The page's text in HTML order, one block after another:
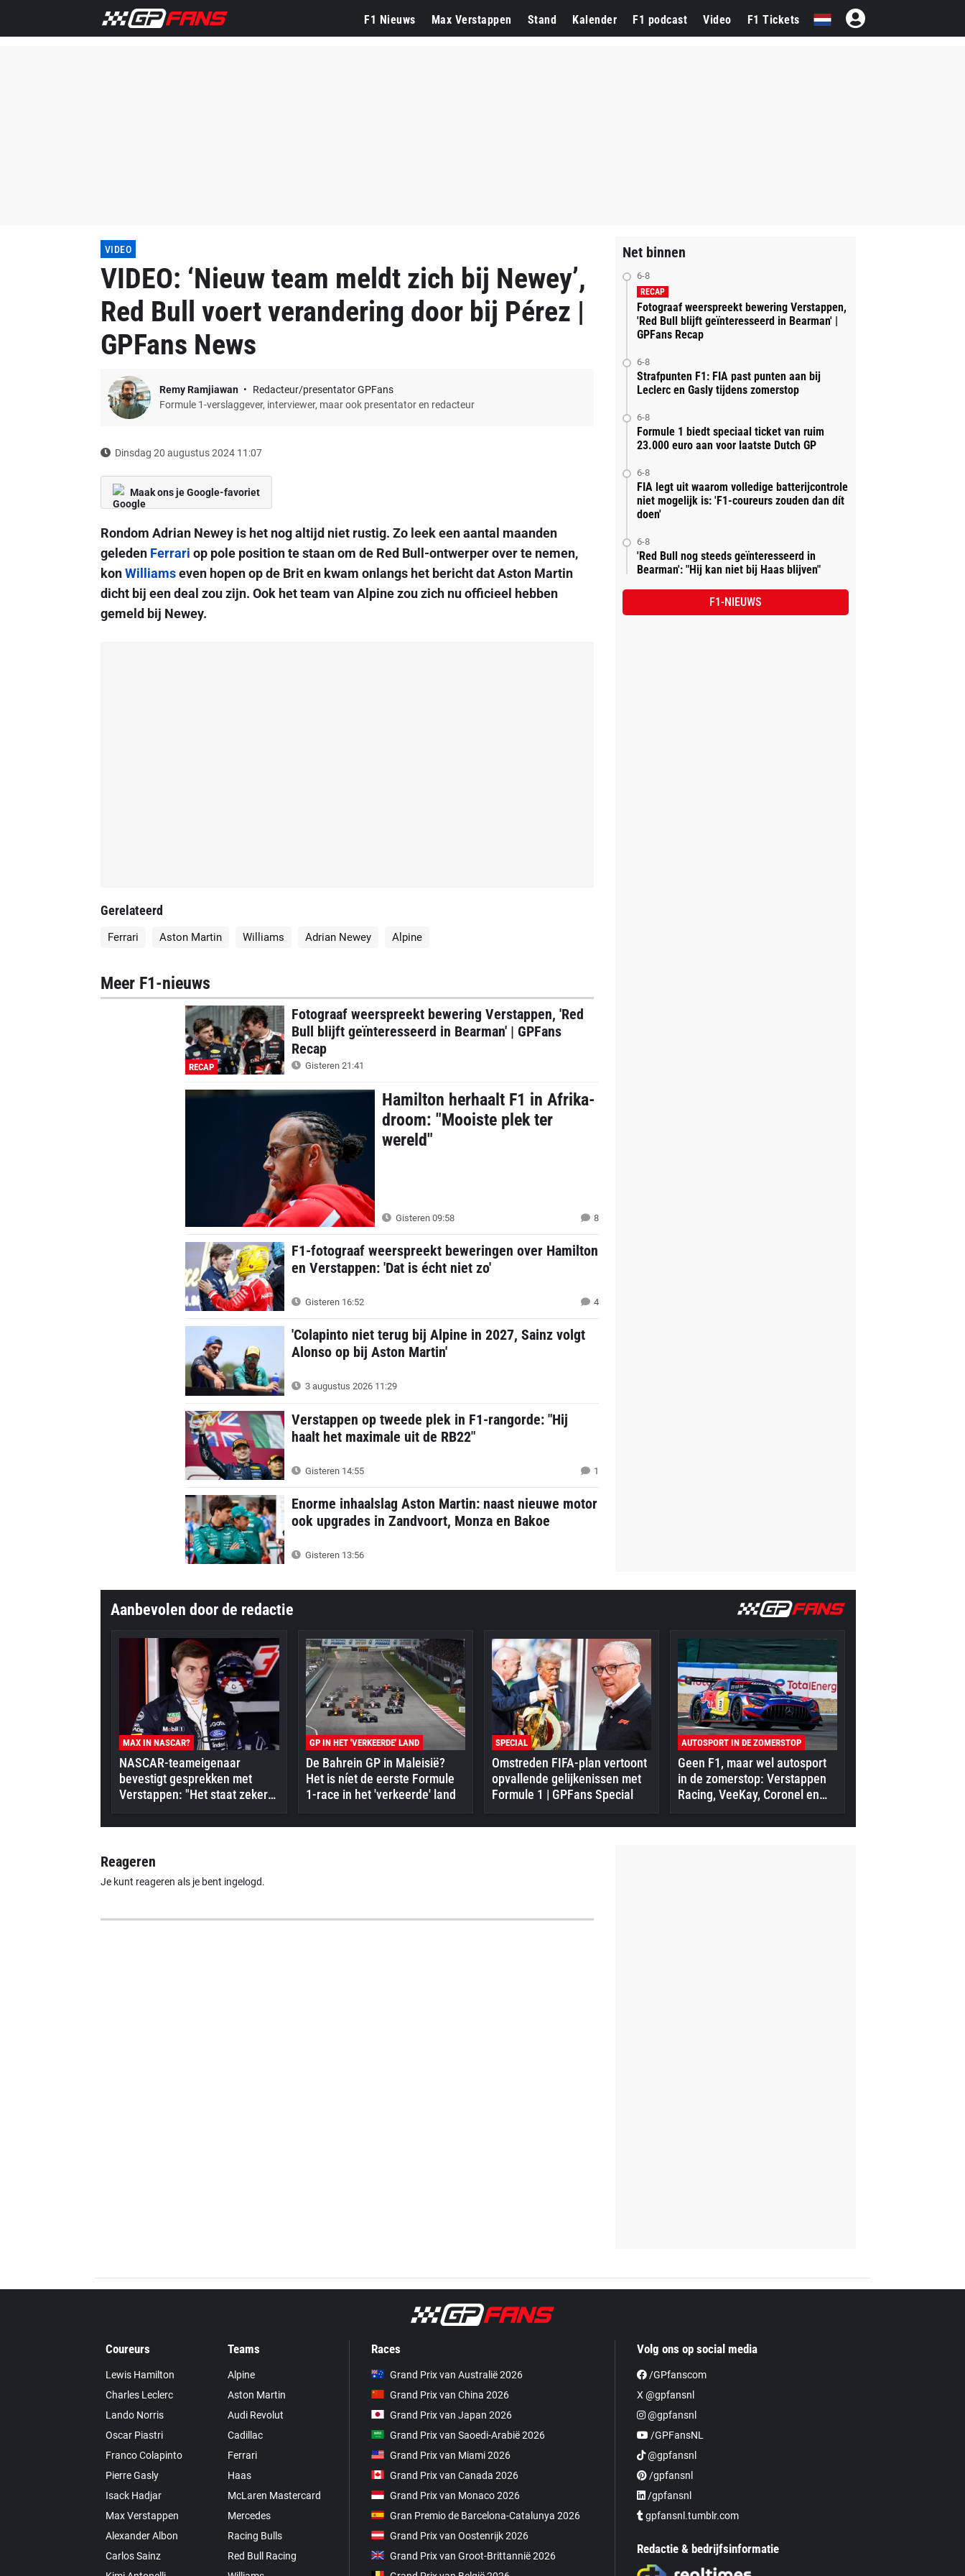
F1 Nieuws Max Verstappen Stand Kalender F1 podcast Video F1 Tickets
VIDEO
VIDEO: ‘Nieuw team meldt zich bij Newey’,
Red Bull voert verandering door bij Pérez |
GPFans News
Remy Ramjiawan
Redacteur/presentator GPFans
Formule 1-verslaggever, interviewer, maar ook presentator en redacteur
Dinsdag 20 augustus 2024 11:07
Maak ons je Google-favoriet
Rondom Adrian Newey is het nog altijd niet rustig. Zo leek een aantal maanden
geleden Ferrari op pole position te staan om de Red Bull-ontwerper over te nemen,
konWilliamseven hopen op de Brit en kwam onlangs het bericht dat Aston Martin
dicht bij een deal zou zijn. Ook het team van Alpine zou zich nu officieel hebben
gemeld bij Newey.
Gerelateerd
Ferrari Aston Martin Williams Adrian Newey Alpine
Meer F1-nieuws
RECAP
Fotograaf weerspreekt bewering Verstappen, 'Red
Bull blijft geïnteresseerd in Bearman' | GPFans
Recap
Gisteren 21:41
Hamilton herhaalt F1 in Afrika-
droom: "Mooiste plek ter
wereld"
Gisteren 09:58 8
F1-fotograaf weerspreekt beweringen over Hamilton
en Verstappen: 'Dat is écht niet zo'
Gisteren 16:52 4
'Colapinto niet terug bij Alpine in 2027, Sainz volgt
Alonso op bij Aston Martin'
3 augustus 2026 11:29
Verstappen op tweede plek in F1-rangorde: "Hij
haalt het maximale uit de RB22"
Gisteren 14:55 1
Enorme inhaalslag Aston Martin: naast nieuwe motor
ook upgrades in Zandvoort, Monza en Bakoe
Gisteren 13:56
Net binnen
6-8
RECAP
Fotograaf weerspreekt bewering Verstappen,
'Red Bull blijft geïnteresseerd in Bearman' |
GPFans Recap
6-8
Strafpunten F1: FIA past punten aan bij
Leclerc en Gasly tijdens zomerstop
6-8
Formule 1 biedt speciaal ticket van ruim
23.000 euro aan voor laatste Dutch GP
6-8
FIA legt uit waarom volledige batterijcontrole
niet mogelijk is: 'F1-coureurs zouden dan dít
doen'
6-8
'Red Bull nog steeds geïnteresseerd in
Bearman': "Hij kan niet bij Haas blijven"
F1-NIEUWS
Aanbevolen door de redactie
MAX IN NASCAR?
NASCAR-teameigenaar
bevestigt gesprekken met
Verstappen: "Het staat zeker
op zijn radar"
GP IN HET 'VERKEERDE' LAND
De Bahrein GP in Maleisië?
Het is níet de eerste Formule
1-race in het 'verkeerde' land
SPECIAL
Omstreden FIFA-plan vertoont
opvallende gelijkenissen met
Formule 1 | GPFans Special
AUTOSPORT IN DE ZOMERSTOP
Geen F1, maar wel autosport
in de zomerstop: Verstappen
Racing, VeeKay, Coronel en
meer in actie
Reageren
Je kunt reageren als je bent ingelogd.
Coureurs
Lewis Hamilton
Charles Leclerc
Lando Norris
Oscar Piastri
Franco Colapinto
Pierre Gasly
Isack Hadjar
Max Verstappen
Alexander Albon
Carlos Sainz
Teams
Alpine
Aston Martin
Audi Revolut
Cadillac
Ferrari
Haas
McLaren Mastercard
Mercedes
Racing Bulls
Red Bull Racing
Races
Grand Prix van Australië 2026
Grand Prix van China 2026
Grand Prix van Japan 2026
Grand Prix van Saoedi-Arabië 2026
Grand Prix van Miami 2026
Grand Prix van Canada 2026
Grand Prix van Monaco 2026
Gran Premio de Barcelona-Catalunya 2026
Grand Prix van Oostenrijk 2026
Grand Prix van Groot-Brittannië 2026
Volg ons op social media
/GPfanscom
X @gpfansnl
@gpfansnl
/GPFansNL
@gpfansnl
/gpfansnl
/gpfansnl
gpfansnl.tumblr.com
Redactie & bedrijfsinformatie